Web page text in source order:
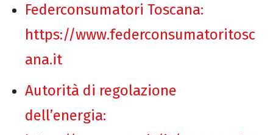
Federconsumatori Toscana:
https://www.federconsumatoritosc
ana.it
Autorità di regolazione
dell’energia: